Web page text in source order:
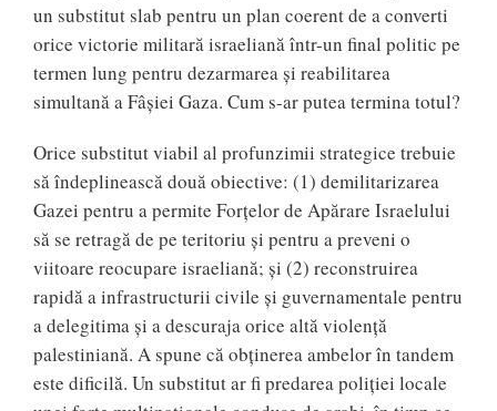
un substitut slab pentru un plan coerent de a converti
orice victorie militară israeliană într-un final politic pe
termen lung pentru dezarmarea și reabilitarea
simultană a Fâșiei Gaza. Cum s-ar putea termina totul?
Orice substitut viabil al profunzimii strategice trebuie
să îndeplinească două obiective: (1) demilitarizarea
Gazei pentru a permite Forțelor de Apărare Israelului
să se retragă de pe teritoriu și pentru a preveni o
viitoare reocupare israeliană; și (2) reconstruirea
rapidă a infrastructurii civile și guvernamentale pentru
a delegitima și a descuraja orice altă violență
palestiniană. A spune că obținerea ambelor în tandem
este dificilă. Un substitut ar fi predarea poliției locale